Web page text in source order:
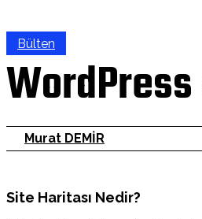
Bülten
Murat DEMİR
Site Haritası Nedir?